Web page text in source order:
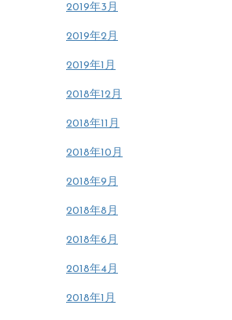
2019年3月
2019年2月
2019年1月
2018年12月
2018年11月
2018年10月
2018年9月
2018年8月
2018年6月
2018年4月
2018年1月